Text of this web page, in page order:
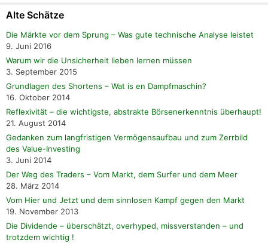
Alte Schätze
Die Märkte vor dem Sprung – Was gute technische Analyse leistet
9. Juni 2016
Warum wir die Unsicherheit lieben lernen müssen
3. September 2015
Grundlagen des Shortens – Wat is en Dampfmaschin?
16. Oktober 2014
Reflexivität – die wichtigste, abstrakte Börsenerkenntnis überhaupt!
21. August 2014
Gedanken zum langfristigen Vermögensaufbau und zum Zerrbild
des Value-Investing
3. Juni 2014
Der Weg des Traders – Vom Markt, dem Surfer und dem Meer
28. März 2014
Vom Hier und Jetzt und dem sinnlosen Kampf gegen den Markt
19. November 2013
Die Dividende – überschätzt, overhyped, missverstanden – und
trotzdem wichtig !